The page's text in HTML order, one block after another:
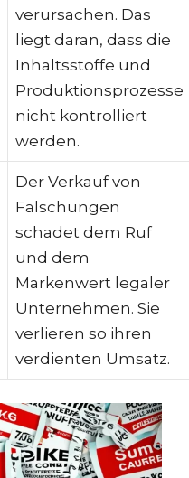
verursachen. Das
liegt daran, dass die
Inhaltsstoffe und
Produktionsprozesse
nicht kontrolliert
werden.
Der Verkauf von
Fälschungen
schadet dem Ruf
und dem
Markenwert legaler
Unternehmen. Sie
verlieren so ihren
verdienten Umsatz.